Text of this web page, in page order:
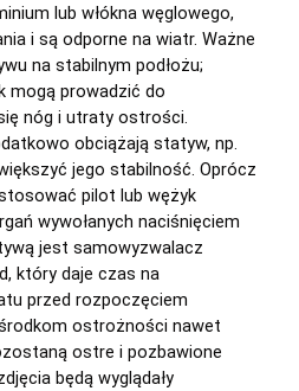
lub włókna węglowego,
i są odporne na wiatr. Ważne
na stabilnym podłożu;
mogą prowadzić do
nóg i utraty ostrości.
obciążają statyw, np.
jego stabilność. Oprócz
pilot lub wężyk
wywołanych naciśnięciem
jest samowyzwalacz
który daje czas na
przed rozpoczęciem
ostrożności nawet
ostre i pozbawione
będą wyglądały